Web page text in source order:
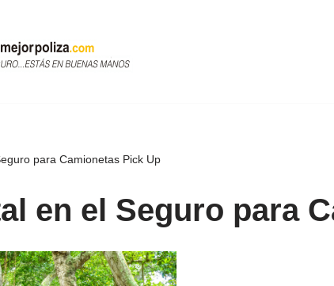
para Camionetas Pick Up
en el Seguro para